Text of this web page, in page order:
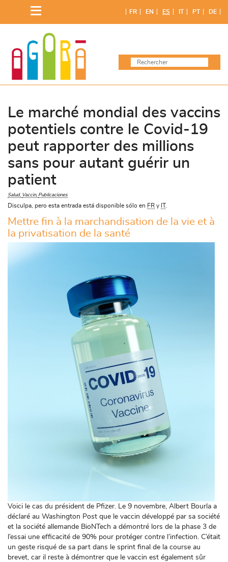
contenido
FR EN ES IT PT DE
Le marché mondial des vaccins
potentiels contre le Covid-19
peut rapporter des millions
sans pour autant guérir un
patient
Salud Vaccin Publicaciones
Disculpa, pero esta entrada está disponible sólo en FR y IT.
Mettre fin à la marchandisation de la vie et à
la privatisation de la santé
Voici le cas du président de Pfizer. Le 9 novembre, Albert Bourla a
déclaré au Washington Post que le vaccin développé par sa société
et la société allemande BioNTech a démontré lors de la phase 3 de
l’essai une efficacité de 90% pour protéger contre l’infection. C’était
un geste risqué de sa part dans le sprint final de la course au
brevet, car il reste à démontrer que le vaccin est également sûr